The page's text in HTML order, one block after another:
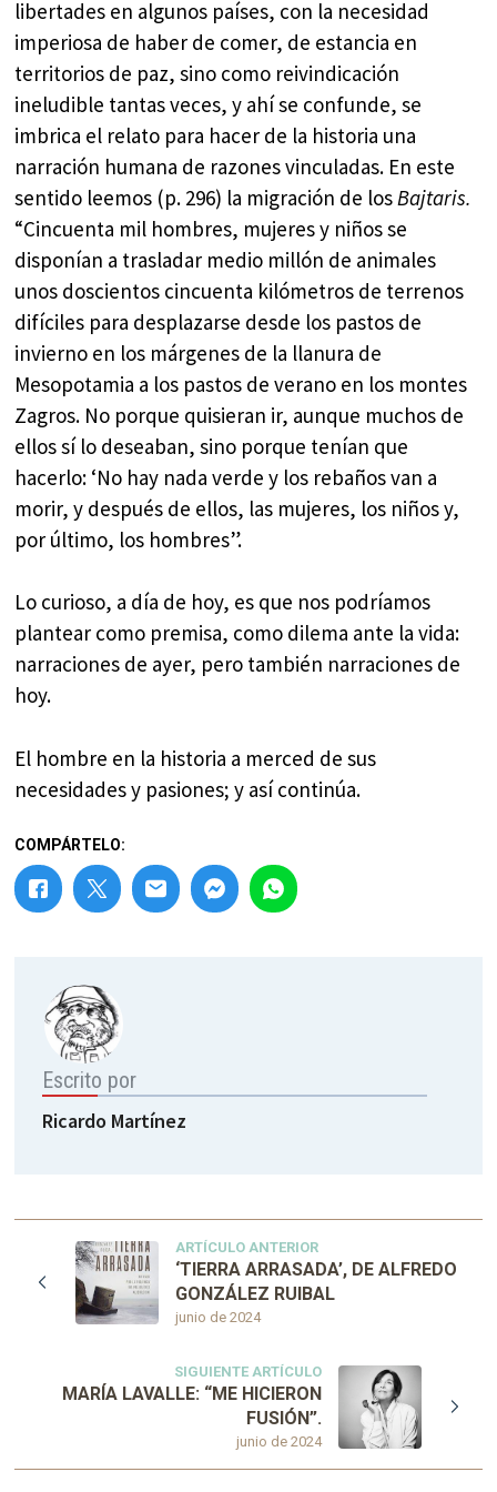
libertades en algunos países, con la necesidad
imperiosa de haber de comer, de estancia en
territorios de paz, sino como reivindicación
ineludible tantas veces, y ahí se confunde, se
imbrica el relato para hacer de la historia una
narración humana de razones vinculadas. En este
sentido leemos (p. 296) la migración de losBajtaris.
“Cincuenta mil hombres, mujeres y niños se
disponían a trasladar medio millón de animales
unos doscientos cincuenta kilómetros de terrenos
difíciles para desplazarse desde los pastos de
invierno en los márgenes de la llanura de
Mesopotamia a los pastos de verano en los montes
Zagros. No porque quisieran ir, aunque muchos de
ellos sí lo deseaban, sino porque tenían que
hacerlo: ‘No hay nada verde y los rebaños van a
morir, y después de ellos, las mujeres, los niños y,
por último, los hombres”.
Lo curioso, a día de hoy, es que nos podríamos
plantear como premisa, como dilema ante la vida:
narraciones de ayer, pero también narraciones de
hoy.
El hombre en la historia a merced de sus
necesidades y pasiones; y así continúa.
COMPÁRTELO:
Escrito por
Ricardo Martínez
ARTÍCULO ANTERIOR
junio de 2024
‘TIERRA ARRASADA’, DE ALFREDO
GONZÁLEZ RUIBAL
SIGUIENTE ARTÍCULO
junio de 2024
MARÍA LAVALLE: “ME HICIERON
FUSIÓN”.